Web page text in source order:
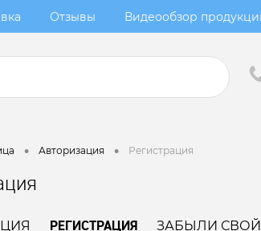
Отзывы Видеообзор
• Авторизация • Регистрация
РЕГИСТРАЦИЯ ЗАБЫЛИ